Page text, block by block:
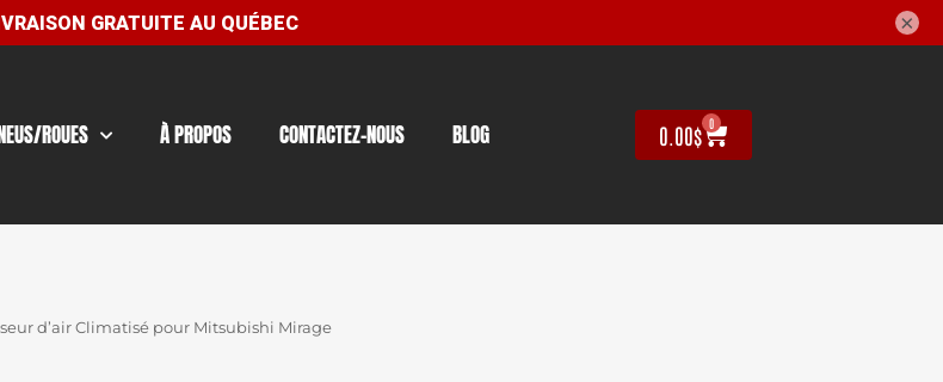
ROUES À PROPOS CONTACTEZ-NOUS BLOG 0.00$ 0
d’air Climatisé pour Mitsubishi Mirage
×